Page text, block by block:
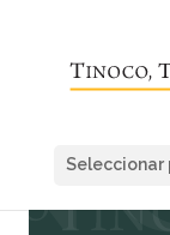
Seleccionar